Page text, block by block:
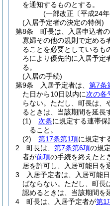
を通知するものとする。
(一部改正〔平成24
(入居予定者の決定の特例)
第8条
町長は、入居申込者
寡婦その他の規則で定める
ることを必要としているも
ろにより優先的に入居予定
る。
(入居の手続)
第9条
入居予定者は、 第7条
た日から10日以内に次の各
らない。 ただし、町長は、
るときは、当該期間を延長
(1)
次条に規定する連帯
ること。
(2)
第17条第1項に規定す
2
町長は、 第7条第6項の規
者が前項の手続を終えたと
居を許可し、入居可能日を
3
入居予定者は、入居可能
ばならない。 ただし、町長
認めるときは、当該期間を
4
町長は、入居予定者が第1